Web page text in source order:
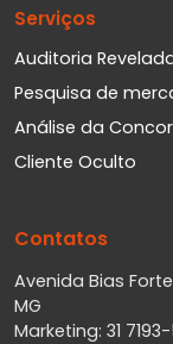
Serviços
Auditoria
Pesquisa de
Análise da
Cliente Oculto
Contatos
Avenida Bias
MG
Marketing: 31